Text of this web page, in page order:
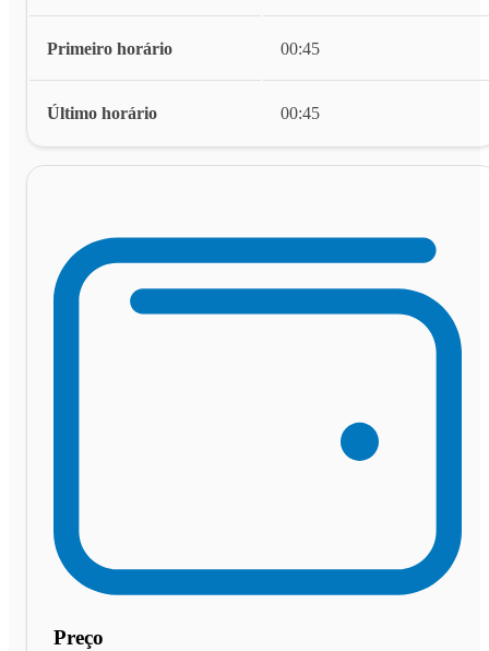
Primeiro horário 00:45
Último horário 00:45
Preço